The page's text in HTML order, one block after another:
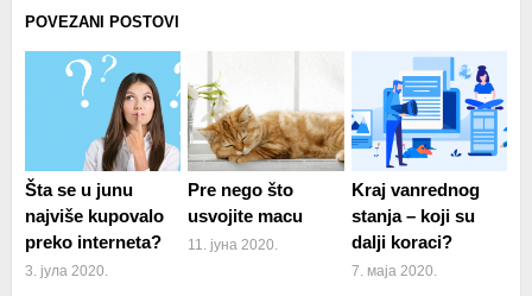
POVEZANI POSTOVI
Šta se u junu
najviše kupovalo
preko interneta?
3. јула 2020.
Pre nego što
usvojite macu
11. јуна 2020.
Kraj vanrednog
stanja – koji su
dalji koraci?
7. маја 2020.